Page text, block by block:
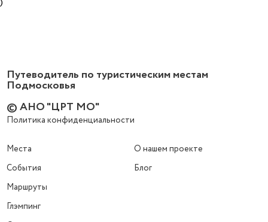
Путеводитель по туристическим местам
Подмосковья
© АНО "ЦРТ МО"
Политика конфиденциальности
Места
События
Маршруты
Глэмпинг
О нашем проекте
Блог